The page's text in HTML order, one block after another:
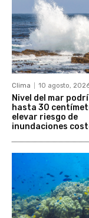
Clima 10 agosto,
Nivel del mar
hasta 30
elevar riesgo de
inundaciones